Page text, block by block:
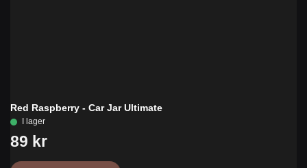
Red Raspberry - Car Jar Ultimate